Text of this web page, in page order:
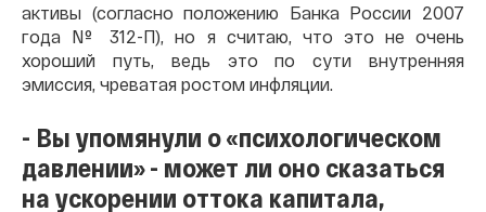
активы (согласно положению Банка России 2007
года № 312-П), но я считаю, что это не очень
хороший путь, ведь это по сути внутренняя
эмиссия, чреватая ростом инфляции.
- Вы упомянули о «психологическом
давлении» - может ли оно сказаться
на ускорении оттока капитала,